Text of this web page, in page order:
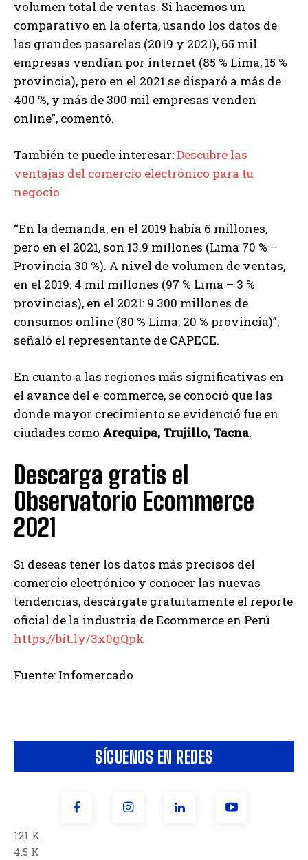
SÍGUENOS EN REDES
121 K
4.5 K
volumen total de ventas. Si hacemos un
comparativo en la oferta, usando los datos de
las grandes pasarelas (2019 y 2021), 65 mil
empresas vendían por internet (85 % Lima; 15 %
provincia), pero en el 2021 se disparó a más de
400 %, y más de 300 mil empresas venden
online”, comentó.
También te puede interesar:Descubre las
ventajas del comercio electrónico para tu
negocio
“En la demanda, en el 2019 había 6 millones,
pero en el 2021, son 13.9 millones (Lima 70 % –
Provincia 30 %). A nivel de volumen de ventas,
en el 2019: 4 mil millones (97 % Lima – 3 %
provincias), en el 2021: 9.300 millones de
consumos online (80 % Lima; 20 % provincia)”,
señaló el representante de CAPECE.
En cuanto a las regiones más significativas en
el avance del e-commerce, se conoció que las
donde mayor crecimiento se evidenció fue en
ciudades como Arequipa, Trujillo, Tacna.
Descarga gratis el
Observatorio Ecommerce
2021
Si deseas tener los datos más precisos del
comercio electrónico y conocer las nuevas
tendencias, descárgate gratuitamente el reporte
oficial de la industria de Ecommerce en Perú
https://bit.ly/3x0gQpk
Fuente: Infomercado